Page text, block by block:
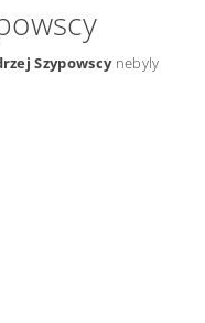
Szypowscynebyly